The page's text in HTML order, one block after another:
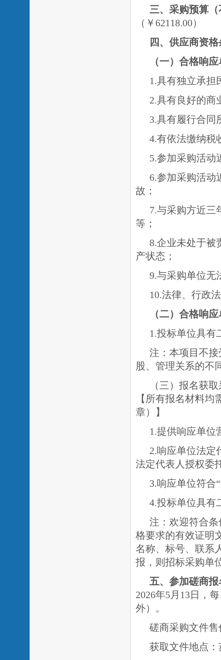
三、采购预算
（￥ 62118.00）
四、供应商资
（一）合格响
1.具有独立承担
2.具有良好的商
3.具有履行合同
4.有依法缴纳税
5.参加采购活动
6.参加采购活动
故；
7.与采购方近三
等；
8.企业未处于被
产状态；
9.与采购单位无
10.法律、行政
（二）合格响应
1.投标单位具有
注：本项目不
股、管理关系的不
（三）报名获
【所有报名材料
章）】
1.提供响应单位
2.响应单位法定
法定代表人授权委
3.响应单位符合
4.投标单位具有
注：欢迎符合
格要求的有效证明
名称、标号、联系
报，则招标采购单
五、参加磋商
2026年5月13日，
外）。
磋商采购文件
获取文件地点